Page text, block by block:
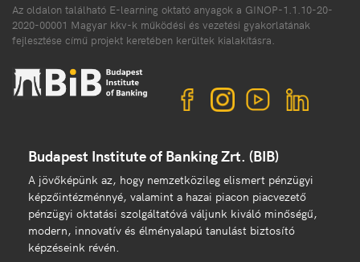
Az oldalon található E-learning oktató anyagok a GINOP-1.1.10-20-
2020-00001 Magyar kkv-k működési és vezetési gyakorlatának
fejlesztése című projekt keretében kerültek kialakításra.
Budapest Institute of Banking Zrt. (BIB)
A jövőképünk az, hogy nemzetközileg elismert pénzügyi
képzőintézménnyé, valamint a hazai piacon piacvezető
pénzügyi oktatási szolgáltatóvá váljunk kiváló minőségű,
modern, innovatív és élményalapú tanulást biztosító
képzéseink révén.